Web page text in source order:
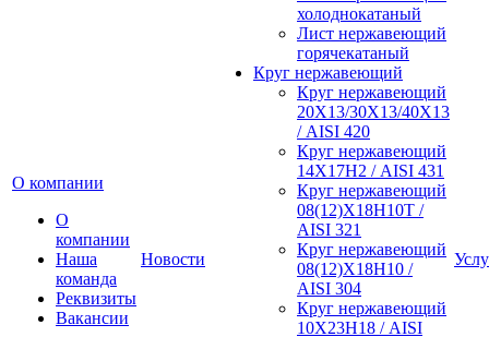
О компании
О
компании
Наша
команда
Реквизиты
Вакансии
Новости
холоднокатаный
Лист нержавеющий
горячекатаный
Круг нержавеющий
Круг нержавеющий
20Х13/30Х13/40Х13
/ AISI 420
Круг нержавеющий
14Х17Н2 / AISI 431
Круг нержавеющий
08(12)Х18Н10Т /
AISI 321
Круг нержавеющий
08(12)Х18Н10 /
AISI 304
Круг нержавеющий
10Х23Н18 / AISI